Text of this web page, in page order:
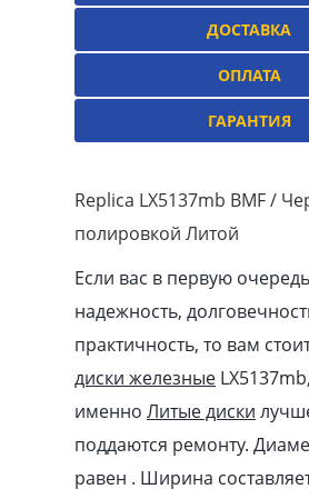
ДОСТАВКА
ОПЛАТА
ГАРАНТИЯ
Replica LX5137mb BMF /
полировкой Литой
Если вас в первую
надежность,
практичность, то вам
диски железные
именно Литые диски
поддаются ремонту.
равен . Ширина